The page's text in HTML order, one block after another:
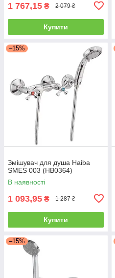
1 767,15 ₴ 2 079 ₴
Купити
–15%
Змішувач для душа Haiba
SMES 003 (HB0364)
В наявності
1 093,95 ₴ 1 287 ₴
Купити
–15%